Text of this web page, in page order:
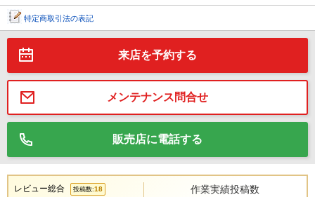
特定商取引法の表記
来店を予約する
メンテナンス問合せ
販売店に電話する
レビュー総合 投稿数:18 作業実績投稿数